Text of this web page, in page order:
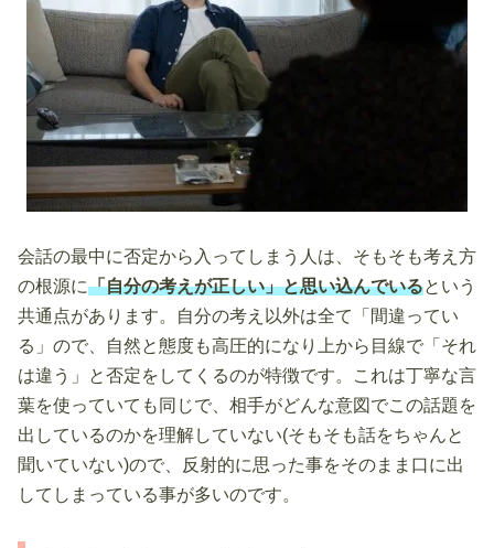
会話の最中に否定から入ってしまう人は、そもそも考え方
の根源に「自分の考えが正しい」と思い込んでいるという
共通点があります。自分の考え以外は全て「間違ってい
る」ので、自然と態度も高圧的になり上から目線で「それ
は違う」と否定をしてくるのが特徴です。これは丁寧な言
葉を使っていても同じで、相手がどんな意図でこの話題を
出しているのかを理解していない(そもそも話をちゃんと
聞いていない)ので、反射的に思った事をそのまま口に出
してしまっている事が多いのです。